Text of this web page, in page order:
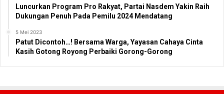
Luncurkan Program Pro Rakyat, Partai Nasdem Yakin Raih
Dukungan Penuh Pada Pemilu 2024 Mendatang
5 Mei 2023
Patut Dicontoh…! Bersama Warga, Yayasan Cahaya Cinta
Kasih Gotong Royong Perbaiki Gorong-Gorong